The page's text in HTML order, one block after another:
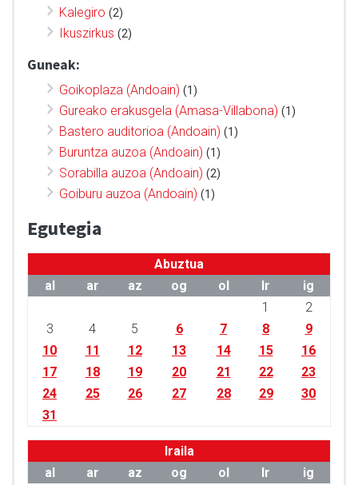
Kalegiro (2)
Ikuszirkus (2)
Guneak:
Goikoplaza (Andoain) (1)
Gureako erakusgela (Amasa-Villabona) (1)
Bastero auditorioa (Andoain) (1)
Buruntza auzoa (Andoain) (1)
Sorabilla auzoa (Andoain) (2)
Goiburu auzoa (Andoain) (1)
Egutegia
Abuztua
al
ar az og ol lr
ig
1
2
3
4 5 6 7 8
9
10
11 12 13 14 15
16
17
18 19 20 21 22
23
24
25 26 27 28 29
30
31
Iraila
al
ar az og ol lr
ig